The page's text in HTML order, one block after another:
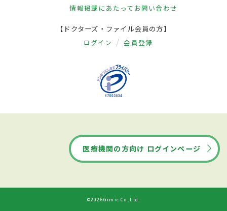
情報掲載にあたって お問い合わせ
【ドクターズ・ファイル会員の方】
ログイン 会員登録
医療機関の方向け ログインページ
©2026Gimic Co.,Ltd.